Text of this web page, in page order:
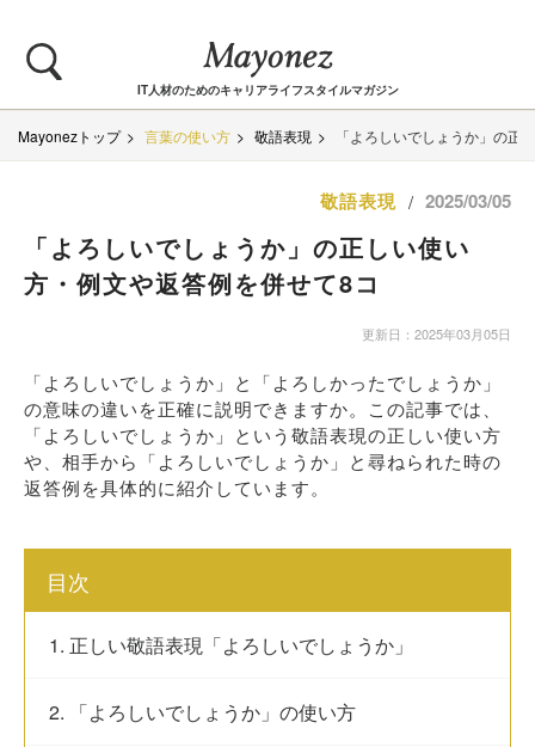
IT人材のためのキャリアライフスタイルマガジン
Mayonezトップ 言葉の使い方 敬語表現 「よろしいでしょうか」の正
敬語表現 / 2025/03/05
「よろしいでしょうか」の正しい使い
方・例文や返答例を併せて8コ
更新日：2025年03月05日
「よろしいでしょうか」と「よろしかったでしょうか」
の意味の違いを正確に説明できますか。この記事では、
「よろしいでしょうか」という敬語表現の正しい使い方
や、相手から「よろしいでしょうか」と尋ねられた時の
返答例を具体的に紹介しています。
目次
1. 正しい敬語表現「よろしいでしょうか」
2. 「よろしいでしょうか」の使い方